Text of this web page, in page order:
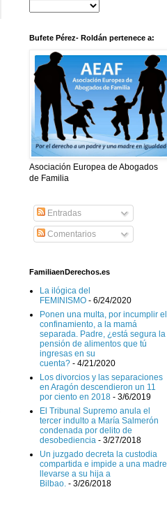
Bufete Pérez- Roldán pertenece a:
Asociación Europea de Abogados
de Familia
Entradas
Comentarios
FamiliaenDerechos.es
La ilógica del
FEMINISMO - 6/24/2020
Ponen una multa, por incumplir el
confinamiento, a la mamá
separada. Padre, ¿está segura la
pensión de alimentos que tú
ingresas en su
cuenta? - 4/21/2020
Los divorcios y las separaciones
en Aragón descendieron un 11
por ciento en 2018 - 3/6/2019
El Tribunal Supremo anula el
tercer indulto a María Salmerón
condenada por delito de
desobediencia - 3/27/2018
Un juzgado decreta la custodia
compartida e impide a una madre
llevarse a su hija a
Bilbao. - 3/26/2018